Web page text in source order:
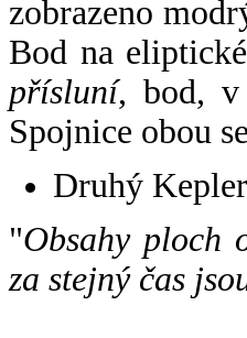
zobrazeno
Bod na
přísluní, bod, v
Spojnice obou
Druhý
"Obsahy ploch
za stejný čas